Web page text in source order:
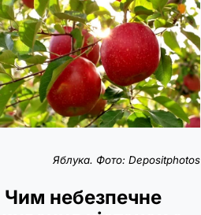
Яблука. Фото: Depositphotos
Чим небезпечне